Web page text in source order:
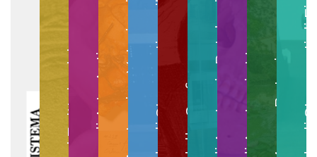
Museo di Anatomia Umana